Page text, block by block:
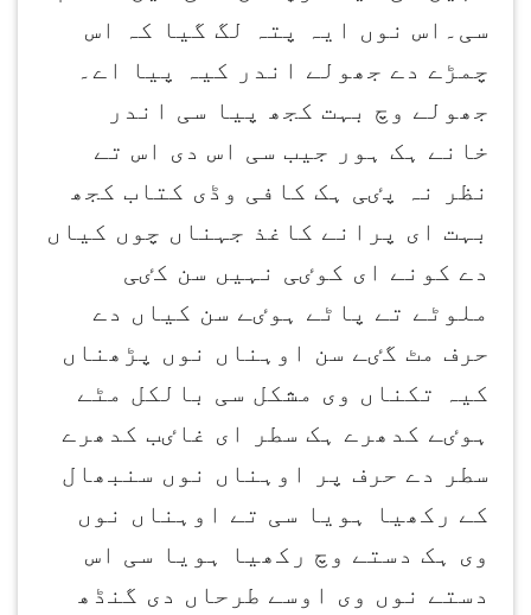
سی۔اس نوں ایہ پتہ لگ گیا کہ اس
چمڑے دے جھولے اندر کیہ پیا اے۔
جھولے وچ بہت کجھ پیا سی اندر
خانے ہک ہور جیب سی اس دی اس تے
نظر نہ پٸی ہک کافی وڈی کتاب کجھ
بہت ای پرانے کاغذ جہناں چوں کیاں
دے کونے ای کوٸی نہیں سن کٸی
ملوٹے تے پاٹے ہوٸے سن کیاں دے
حرف مٹ گٸے سن اوہناں نوں پڑھناں
کیہ تکناں وی مشکل سی بالکل مٹے
ہوٸے کدھرے ہک سطر ای غاٸب کدھرے
سطر دے حرف پر اوہناں نوں سنبھال
کے رکھیا ہویا سی تے اوہناں نوں
وی ہک دستے وچ رکھیا ہویا سی اس
دستے نوں وی اوسے طرحاں دی گنڈھ